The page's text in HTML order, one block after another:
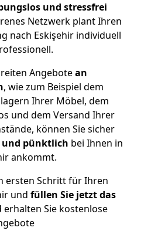
und stressfrei
Netzwerk plant Ihren
nach Eskişehir individuell
Angebotean
, wie zum Beispiel dem
Ihrer Möbel, dem
und dem Versand Ihrer
können Sie sicher
und pünktlich bei Ihnen in
ankommt.
ersten Schritt für Ihren
und füllen Sie jetzt das
Sie kostenlose